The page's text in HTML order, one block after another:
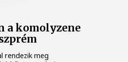
a komolyzene
rendezik meg